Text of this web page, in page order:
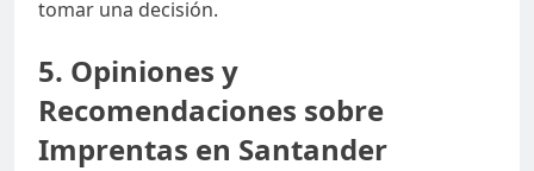
tomar una decisión.
5. Opiniones y
Recomendaciones sobre
Imprentas en Santander